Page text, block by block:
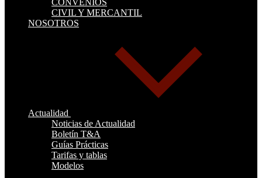
CONVENIOS
CIVIL Y MERCANTIL
NOSOTROS
Actualidad
Noticias de Actualidad
Boletín T&A
Guías Prácticas
Tarifas y tablas
Modelos